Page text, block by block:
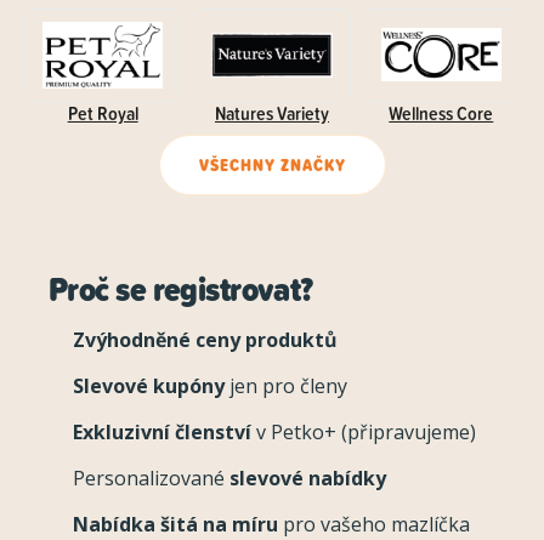
Pet Royal Natures Variety Wellness Core
VŠECHNY ZNAČKY
Proč se registrovat?
Zvýhodněné ceny produktů
Slevové kupónyjen pro členy
Exkluzivní členstvív Petko+ (připravujeme)
Personalizované slevové nabídky
Nabídka šitá na míru pro vašeho mazlíčka